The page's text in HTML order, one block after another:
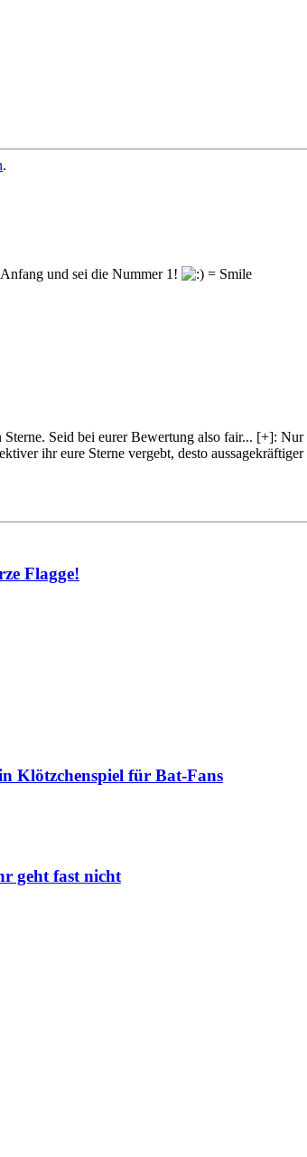
.
und sei die Nummer 1!
Seid bei eurer Bewertung also fair... [+]: Nur
ihr eure Sterne vergebt, desto
Flagge!
Klötzchenspiel für Bat-Fans
geht fast nicht